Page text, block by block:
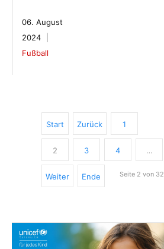
06. August
2024
Fußball
Start Zurück 1
2 3 4 …
Weiter Ende Seite 2 von 32